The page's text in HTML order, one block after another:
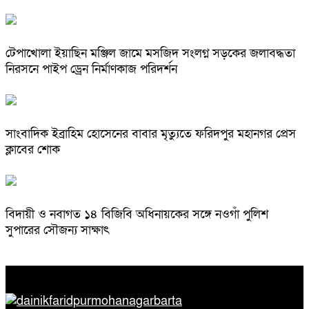
টেপাখোলা ইয়াছিন মঞ্জিল জামে মসজিদ সংলগ্ন সড়কের জলাবদ্ধতা
নিরসনে পাইপ ড্রেন নির্মাণকাজ পরিদর্শন
সাংবাদিক ইব্রাহিম হোসেনের বাবার মৃত্যুতে ফরিদপুর মহানগর প্রেস
ক্লাবের শোক
বিদায়ী ও নবাগত ১৪ বিজিবি অধিনায়কের সঙ্গে নওগাঁ পুলিশ
সুপারের সৌজন্য সাক্ষাৎ